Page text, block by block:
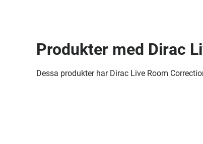
Produkter med Dirac
Dessa produkter har Dirac Live Room